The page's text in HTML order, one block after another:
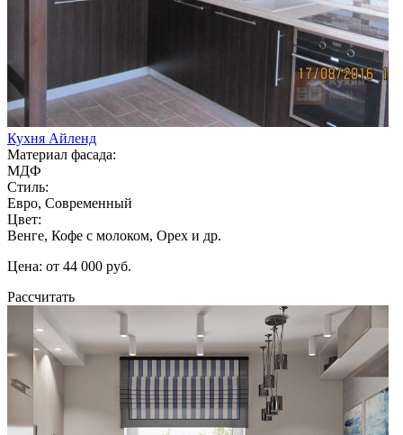
Кухня Айленд
Материал фасада:
МДФ
Стиль:
Евро, Современный
Цвет:
Венге, Кофе с молоком, Орех и др.
Цена: от 44 000 руб.
Рассчитать